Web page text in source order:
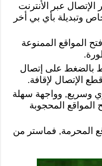
عبر الأنترنت
وتبديلة بأي بي أخر
المواقع الممنوعة
بالضغط على إتصال
الإتصال لإقافة.
وسريع, وواجهة سهلة
المواقع المحجوبة
المحرمة, فماستر من